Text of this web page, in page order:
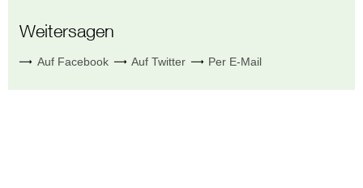
Weitersagen
Auf Facebook Auf Twitter Per E-Mail